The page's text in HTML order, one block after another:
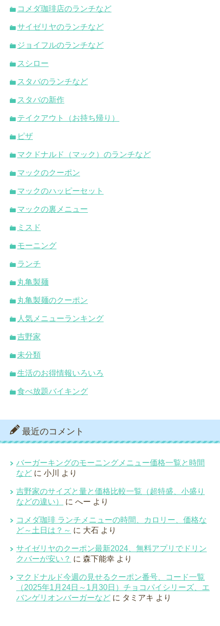
コメダ珈琲店のランチなど
サイゼリヤのランチなど
ジョイフルのランチなど
スシロー
スタバのランチなど
スタバの新作
テイクアウト（お持ち帰り）
ピザ
マクドナルド（マック）のランチなど
マックのクーポン
マックのハッピーセット
マックの裏メニュー
ミスド
モーニング
ランチ
丸亀製麺
丸亀製麺のクーポン
人気メニューランキング
吉野家
未分類
生活のお得情報いろいろ
食べ放題バイキング
最近のコメント
バーガーキングのモーニングメニュー価格一覧と時間
など に 小川 より
吉野家のサイズと量と価格比較一覧（超特盛、小盛り
などの違い）
に へー より
コメダ珈琲 ランチメニューの時間、カロリー、価格な
ど～土日は？～ に 大石 より
サイゼリヤのクーポン最新2024、無料アプリでドリン
クバーが安い？ に 森下能幸 より
マクドナルド今週の見せるクーポン番号、コード一覧
（2025年1月24日～1月30日）チョコパイシリーズ、エ
バンゲリオンバーガーなど に タミアキ より